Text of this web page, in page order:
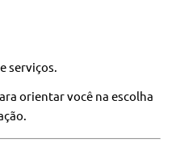
serviços.
orientar você na escolha